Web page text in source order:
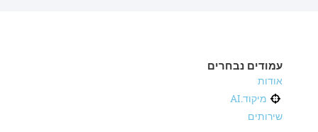
עמודים נבחרים
אודות
מיקוד.AI
שירותים